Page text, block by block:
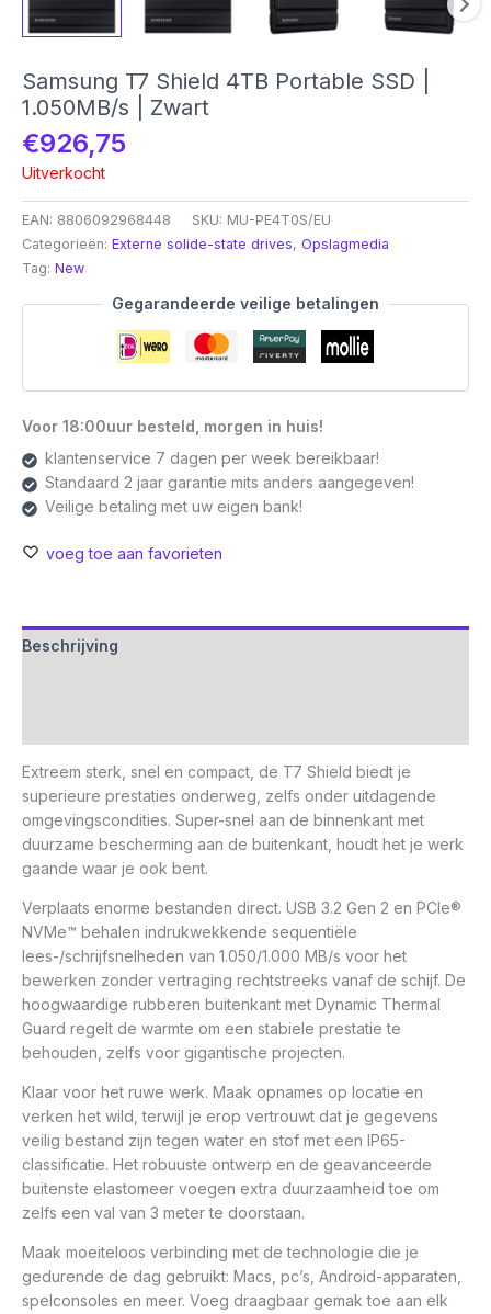
Samsung T7 Shield 4TB Portable SSD |
1.050MB/s | Zwart
€926,75
Uitverkocht
EAN: 8806092968448 SKU: MU-PE4T0S/EU
Categorieën: Externe solide-state drives, Opslagmedia
Tag: New
Gegarandeerde veilige betalingen
Voor 18:00uur besteld, morgen in huis!
klantenservice 7 dagen per week bereikbaar!
Standaard 2 jaar garantie mits anders aangegeven!
Veilige betaling met uw eigen bank!
voeg toe aan favorieten
Beschrijving
Extreem sterk, snel en compact, de T7 Shield biedt je
superieure prestaties onderweg, zelfs onder uitdagende
omgevingscondities. Super-snel aan de binnenkant met
duurzame bescherming aan de buitenkant, houdt het je werk
gaande waar je ook bent.
Verplaats enorme bestanden direct. USB 3.2 Gen 2 en PCIe®
NVMe™ behalen indrukwekkende sequentiële
lees-/schrijfsnelheden van 1.050/1.000 MB/s voor het
bewerken zonder vertraging rechtstreeks vanaf de schijf. De
hoogwaardige rubberen buitenkant met Dynamic Thermal
Guard regelt de warmte om een ​​stabiele prestatie te
behouden, zelfs voor gigantische projecten.
Klaar voor het ruwe werk. Maak opnames op locatie en
verken het wild, terwijl je erop vertrouwt dat je gegevens
veilig bestand zijn tegen water en stof met een IP65-
classificatie. Het robuuste ontwerp en de geavanceerde
buitenste elastomeer voegen extra duurzaamheid toe om
zelfs een val van 3 meter te doorstaan.
Maak moeiteloos verbinding met de technologie die je
gedurende de dag gebruikt: Macs, pc’s, Android-apparaten,
spelconsoles en meer. Voeg draagbaar gemak toe aan elk